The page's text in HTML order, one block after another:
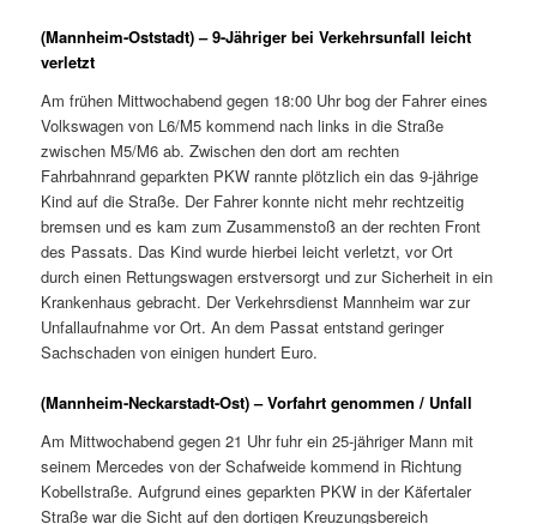
(Mannheim-Oststadt) – 9-Jähriger bei Verkehrsunfall leicht
verletzt
Am frühen Mittwochabend gegen 18:00 Uhr bog der Fahrer eines
Volkswagen von L6/M5 kommend nach links in die Straße
zwischen M5/M6 ab. Zwischen den dort am rechten
Fahrbahnrand geparkten PKW rannte plötzlich ein das 9-jährige
Kind auf die Straße. Der Fahrer konnte nicht mehr rechtzeitig
bremsen und es kam zum Zusammenstoß an der rechten Front
des Passats. Das Kind wurde hierbei leicht verletzt, vor Ort
durch einen Rettungswagen erstversorgt und zur Sicherheit in ein
Krankenhaus gebracht. Der Verkehrsdienst Mannheim war zur
Unfallaufnahme vor Ort. An dem Passat entstand geringer
Sachschaden von einigen hundert Euro.
(Mannheim-Neckarstadt-Ost) – Vorfahrt genommen / Unfall
Am Mittwochabend gegen 21 Uhr fuhr ein 25-jähriger Mann mit
seinem Mercedes von der Schafweide kommend in Richtung
Kobellstraße. Aufgrund eines geparkten PKW in der Käfertaler
Straße war die Sicht auf den dortigen Kreuzungsbereich